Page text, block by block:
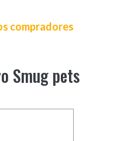
compradores
Smug pets